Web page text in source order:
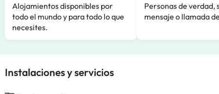
Alojamientos disponibles por
todo el mundo y para todo lo que
necesites.
Personas de verdad,
mensaje o llamada
Instalaciones y servicios